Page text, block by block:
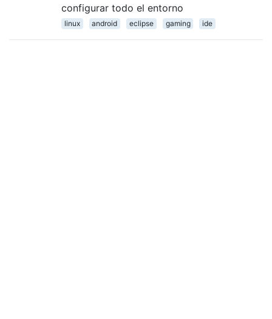
configurar todo el entorno
linux android eclipse gaming ide